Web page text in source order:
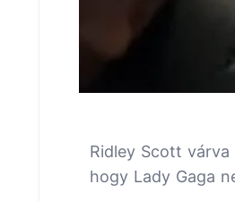
Ridley Scott
hogy Lady Gaga